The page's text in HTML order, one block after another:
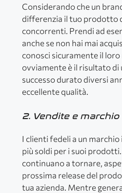
Considerando che un
differenzia il tuo prodotto
concorrenti. Prendi ad
anche se non hai mai
conosci sicuramente il
ovviamente è il risultato di
successo durato diversi
eccellente qualità.
2. Vendite e marchio
I clienti fedeli a un
più soldi per i suoi
continuano a tornare,
prossima release del
tua azienda. Mentre